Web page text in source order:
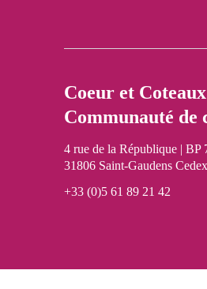
Coeur et
Communauté de
4 rue de la République | BP
31806 Saint-Gaudens Cedex
+33 (0)5 61 89 21 42